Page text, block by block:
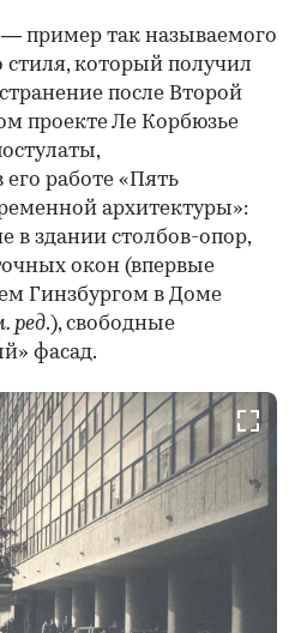
пример так называемого
который получил
после Второй
проекте Ле Корбюзье
работе «Пять
архитектуры»:
в здании столбов-опор,
окон (впервые
Гинзбургом в Доме
ред.), свободные
фасад.